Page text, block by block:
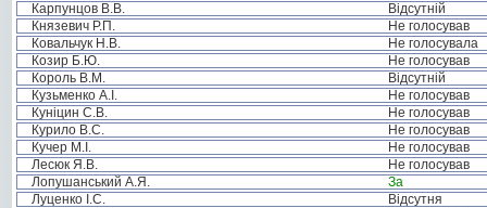
Карпунцов В.В.
Відсутній
Князевич Р.П.
Не голосував
Ковальчук Н.В.
Не голосувала
Козир Б.Ю.
Не голосував
Король В.М.
Відсутній
Кузьменко А.І.
Не голосував
Куніцин С.В.
Не голосував
Курило В.С.
Не голосував
Кучер М.І.
Не голосував
Лесюк Я.В.
Не голосував
Лопушанський А.Я.
За
Луценко І.С.
Відсутня